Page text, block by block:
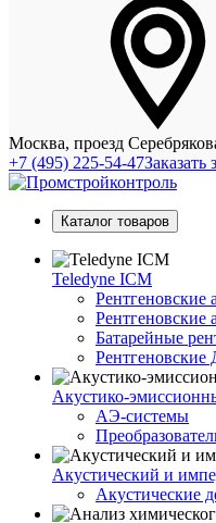
Москва, проезд
+7 (495) 225-54-47Заказать
Каталог товаров
Teledyne ICM
Рентгеновские
Батарейные
Рентгеновские
Акустико-
АЭ-системы
Акустический и
Акустические